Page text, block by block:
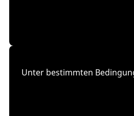
Unter bestimmten